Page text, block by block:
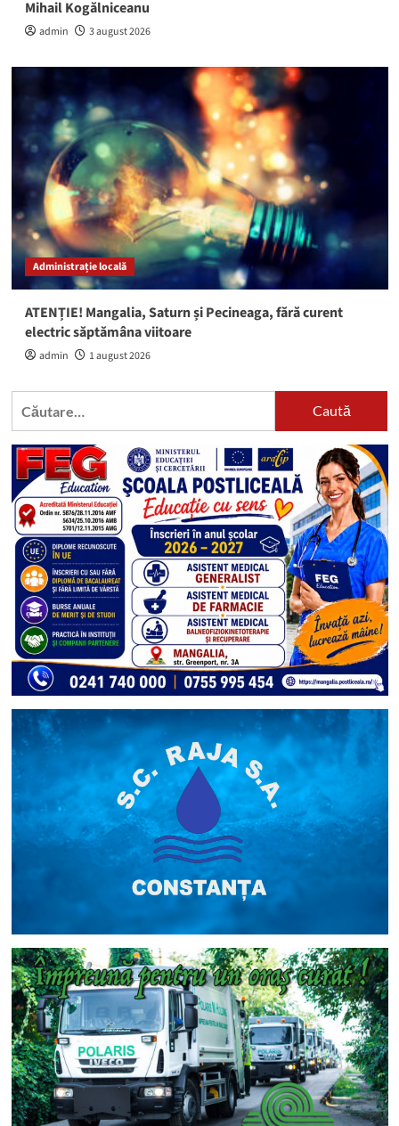
Mihail Kogălniceanu
admin 3 august 2026
Administrație locală
ATENȚIE! Mangalia, Saturn și Pecineaga, fără curent
electric săptămâna viitoare
admin 1 august 2026
Caută